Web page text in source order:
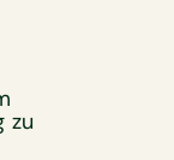
zu